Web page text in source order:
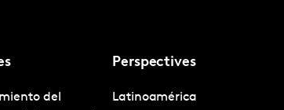
del
Perspectives
Latinoamérica